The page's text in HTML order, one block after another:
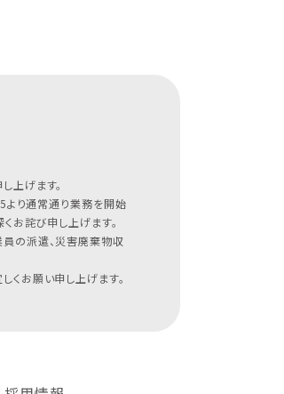
上げます。
より通常通り業務を開始
お詫び申し上げます。
の派遣、災害廃棄物収
お願い申し上げます。